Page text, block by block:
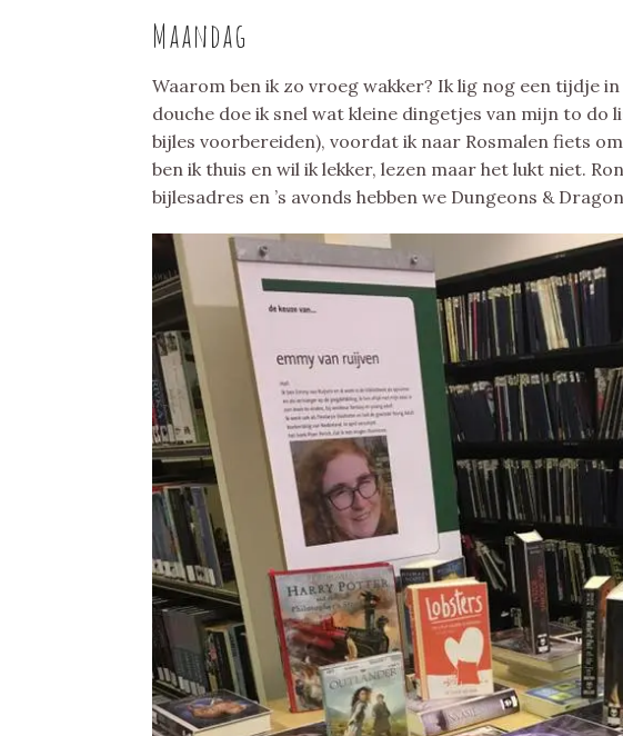
Maandag
Waarom ben ik zo vroeg wakker? Ik lig nog een tijdje
douche doe ik snel wat kleine dingetjes van mijn to do
bijles voorbereiden), voordat ik naar Rosmalen fiets
ben ik thuis en wil ik lekker, lezen maar het lukt niet.
bijlesadres en ’s avonds hebben we Dungeons &